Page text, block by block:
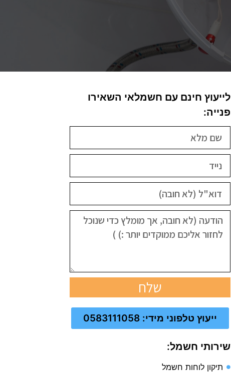
לייעוץ חינם עם חשמלאי השאירו
פנייה:
שלח
ייעוץ טלפוני מידי: 0583111058
שירותי חשמל:
תיקון לוחות חשמל